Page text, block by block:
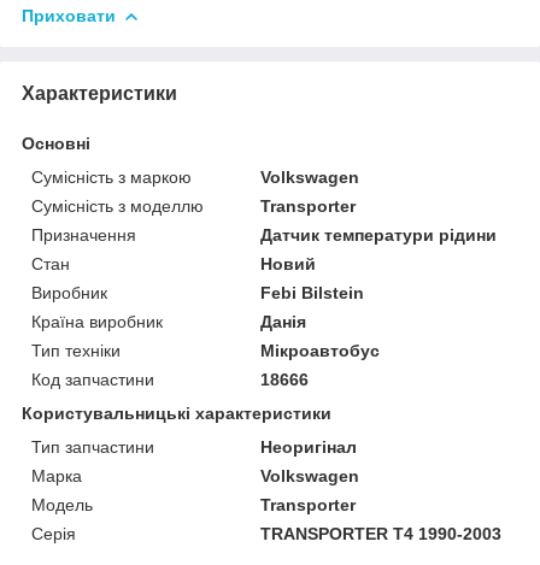
Приховати
Характеристики
Основні
Сумісність з маркою
Volkswagen
Сумісність з моделлю
Transporter
Призначення
Датчик температури рідини
Стан
Новий
Виробник
Febi Bilstein
Країна виробник
Данія
Тип техніки
Мікроавтобус
Код запчастини
18666
Користувальницькі характеристики
Тип запчастини
Неоригінал
Марка
Volkswagen
Модель
Transporter
Серія
TRANSPORTER T4 1990-2003